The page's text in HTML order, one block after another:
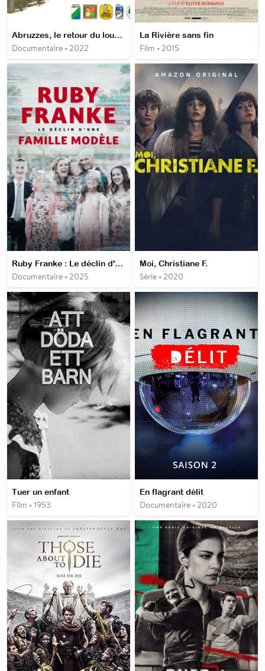
Abruzzes, le retour du loup au coeur de l'Italie
Documentaire • 2022
La Rivière sans fin
Film • 2015
Ruby Franke : Le déclin d'une famille modèle
Documentaire • 2025
Moi, Christiane F.
Série • 2020
Tuer un enfant
Film • 1953
En flagrant délit
Documentaire • 2020